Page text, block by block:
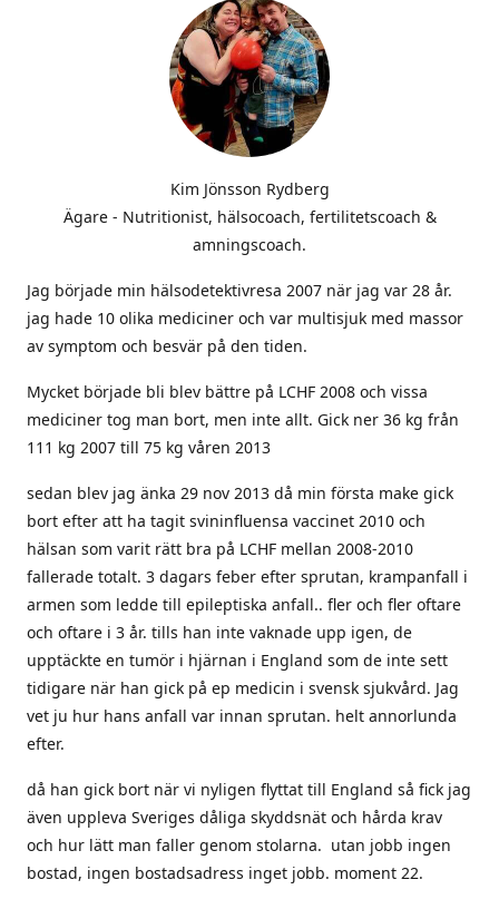
Kim Jönsson Rydberg
Ägare - Nutritionist, hälsocoach, fertilitetscoach &
amningscoach.
Jag började min hälsodetektivresa 2007 när jag var 28 år.
jag hade 10 olika mediciner och var multisjuk med massor
av symptom och besvär på den tiden.
Mycket började bli blev bättre på LCHF 2008 och vissa
mediciner tog man bort, men inte allt. Gick ner 36 kg från
111 kg 2007 till 75 kg våren 2013
sedan blev jag änka 29 nov 2013 då min första make gick
bort efter att ha tagit svininfluensa vaccinet 2010 och
hälsan som varit rätt bra på LCHF mellan 2008-2010
fallerade totalt. 3 dagars feber efter sprutan, krampanfall i
armen som ledde till epileptiska anfall.. fler och fler oftare
och oftare i 3 år. tills han inte vaknade upp igen, de
upptäckte en tumör i hjärnan i England som de inte sett
tidigare när han gick på ep medicin i svensk sjukvård. Jag
vet ju hur hans anfall var innan sprutan. helt annorlunda
efter.
då han gick bort när vi nyligen flyttat till England så fick jag
även uppleva Sveriges dåliga skyddsnät och hårda krav
och hur lätt man faller genom stolarna. utan jobb ingen
bostad, ingen bostadsadress inget jobb. moment 22.